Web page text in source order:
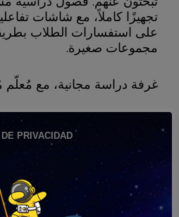
تجهيزًا كاملاً، مع شاشات
على استفسارات الطلاب
مجموعات صغيرة.
غرفة دراسة مجانية، مع مُعلّم
مكتبة تضم أكثر من 325 عنوانًا مُتاحًا للاستعارة للطلاب.
الأكاديمية معلوماتٍ ونصائحَ
أخرى تُهمّ مستقبلهم، لجميع
PRIVACIDAD